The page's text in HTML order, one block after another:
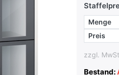
Menge
Preis
zzgl.
Bestand: